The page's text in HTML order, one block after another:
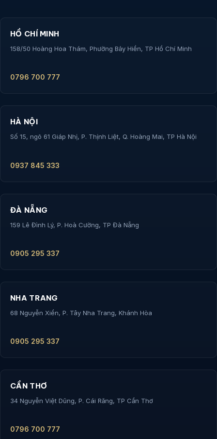
HỒ CHÍ MINH
158/50 Hoàng Hoa Thám, Phường Bảy Hiền, TP Hồ Chí Minh
0796 700 777
HÀ NỘI
Số 15, ngõ 61 Giáp Nhị, P. Thịnh Liệt, Q. Hoàng Mai, TP Hà Nội
0937 845 333
ĐÀ NẴNG
159 Lê Đình Lý, P. Hoà Cường, TP Đà Nẵng
0905 295 337
NHA TRANG
68 Nguyễn Xiển, P. Tây Nha Trang, Khánh Hòa
0905 295 337
CẦN THƠ
34 Nguyễn Việt Dũng, P. Cái Răng, TP Cần Thơ
0796 700 777